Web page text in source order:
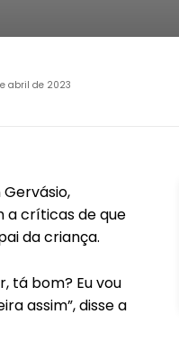
abril de 2023
a críticas de que
da criança.
tá bom? Eu vou
assim”, disse a